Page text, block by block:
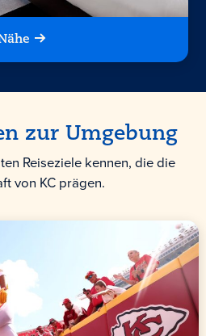
zur Umgebung
Reiseziele kennen, die die
von KC prägen.